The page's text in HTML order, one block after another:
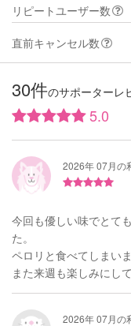
リピートユーザー数
直前キャンセル数
30件のサポーターレ
5.0
2026年 07月の
今回も優しい味でとて
た。
ペロリと食べてしまいま
また来週も楽しみにし
2026年 07月の